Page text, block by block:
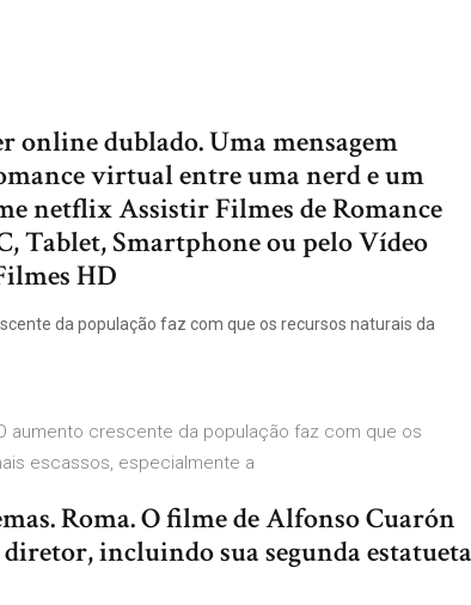
online dublado. Uma mensagem
virtual entre uma nerd e um
netflix Assistir Filmes de Romance
Tablet, Smartphone ou pelo Vídeo
HD
da população faz com que os recursos naturais da
aumento crescente da população faz com que os
escassos, especialmente a
Roma. O filme de Alfonso Cuarón
incluindo sua segunda estatueta